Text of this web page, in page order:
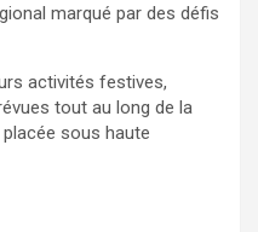
marqué par des défis
activités festives,
tout au long de la
sous haute